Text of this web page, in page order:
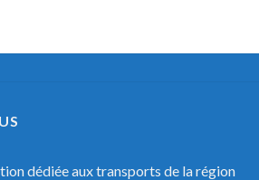
dédiée aux transports de la région